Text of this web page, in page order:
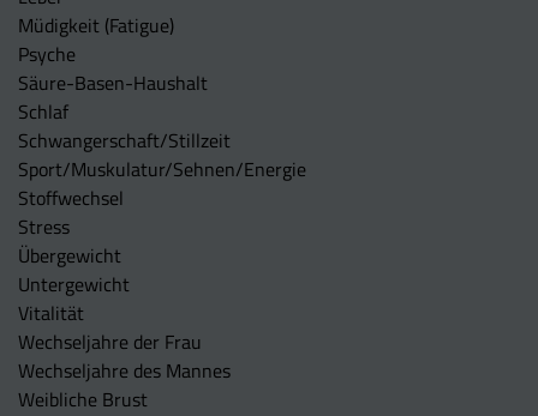
Müdigkeit (Fatigue)
Psyche
Säure-Basen-Haushalt
Schlaf
Schwangerschaft/Stillzeit
Sport/Muskulatur/Sehnen/Energie
Stoffwechsel
Stress
Übergewicht
Untergewicht
Vitalität
Wechseljahre der Frau
Wechseljahre des Mannes
Weibliche Brust